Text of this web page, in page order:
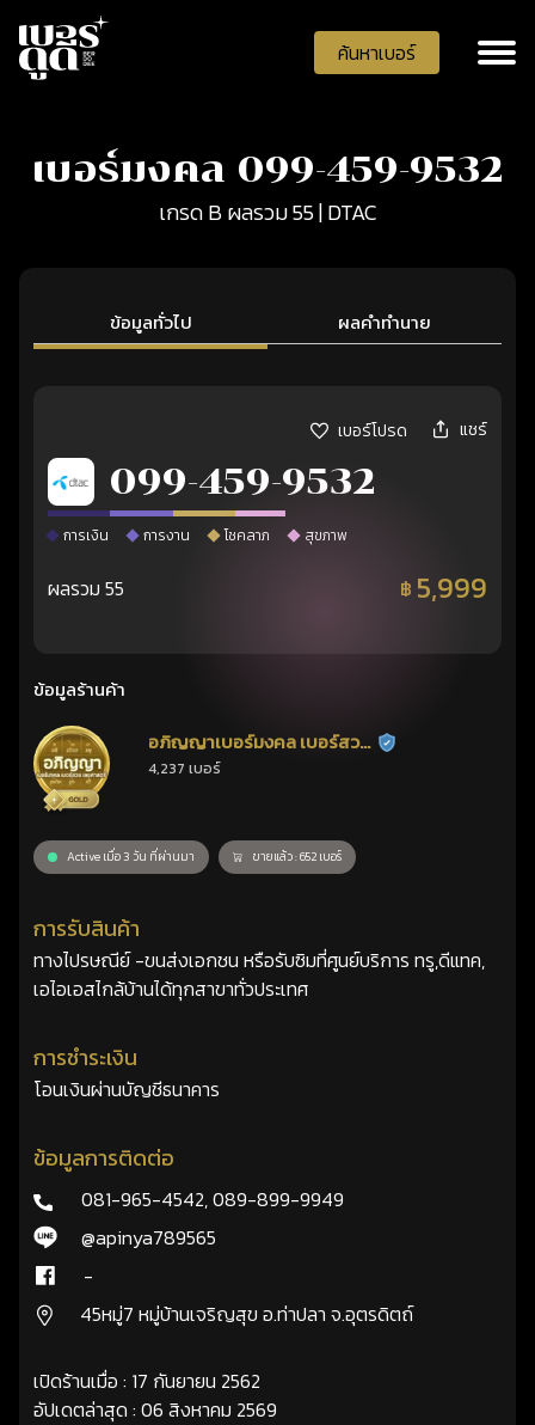
ค้นหาเบอร์
เบอร์มงคล 099-459-9532
เกรด B ผลรวม 55 | DTAC
ข้อมูลทั่วไป ผลคำทำนาย
เบอร์โปรด แชร์
099-459-9532
การเงิน การงาน โชคลาภ สุขภาพ
ผลรวม 55 ฿ 5,999
ข้อมูลร้านค้า
อภิญญาเบอร์มงคล เบอร์สวย
เลขศาสตร์
ร้านยืนยันแล้ว
4,237 เบอร์
Active เมื่อ 3 วัน ที่ผ่านมา ขายแล้ว : 652 เบอร์
การรับสินค้า
ทางไปรษณีย์ -ขนส่งเอกชน หรือรับซิมที่ศูนย์บริการ ทรู,ดีแทค,
เอไอเอสไกล้บ้านได้ทุกสาขาทั่วประเทศ
การชำระเงิน
โอนเงินผ่านบัญชีธนาคาร
ข้อมูลการติดต่อ
081-965-4542,089-899-9949
@apinya789565
-
45หมู่7 หมู่บ้านเจริญสุข อ.ท่าปลา จ.อุตรดิตถ์
เปิดร้านเมื่อ : 17 กันยายน 2562
อัปเดตล่าสุด : 06 สิงหาคม 2569